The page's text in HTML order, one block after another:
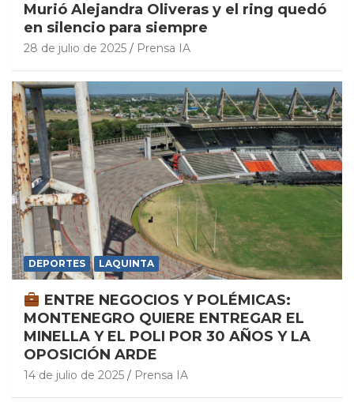
Murió Alejandra Oliveras y el ring quedó
en silencio para siempre
28 de julio de 2025 Prensa IA
DEPORTES LAQUINTA
ENTRE NEGOCIOS Y POLÉMICAS:
MONTENEGRO QUIERE ENTREGAR EL
MINELLA Y EL POLI POR 30 AÑOS Y LA
OPOSICIÓN ARDE
14 de julio de 2025 Prensa IA